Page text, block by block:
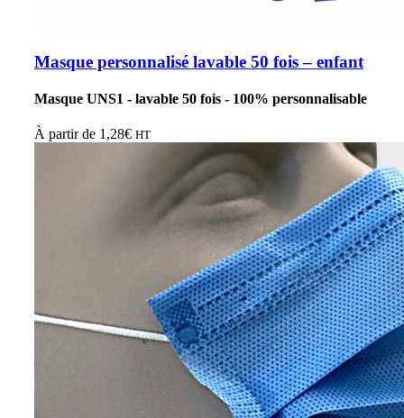
Masque personnalisé lavable 50 fois – enfant
Masque UNS1 - lavable 50 fois - 100% personnalisable
À partir de 1,28€ HT